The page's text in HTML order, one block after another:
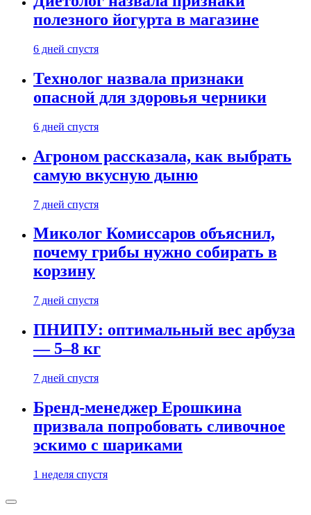
полезного йогурта в магазине
6 дней спустя
Технолог назвала признаки
опасной для здоровья черники
6 дней спустя
Агроном рассказала, как выбрать
самую вкусную дыню
7 дней спустя
Миколог Комиссаров объяснил,
почему грибы нужно собирать в
корзину
7 дней спустя
ПНИПУ: оптимальный вес арбуза
— 5–8 кг
7 дней спустя
Бренд-менеджер Ерошкина
призвала попробовать сливочное
эскимо с шариками
1 неделя спустя